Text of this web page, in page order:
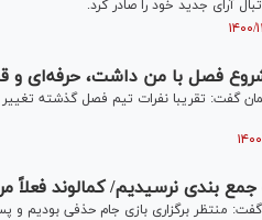
آرای جدید خود را صادر کرد.
فصل با من داشت، حرفه‌ای
گفت: تقریبا نفرات تیم فصل گذشته تغییر
جمع بندی نرسیدیم/ کمالوند
منتظر برگزاری بازی جام حذفی بودیم و پس